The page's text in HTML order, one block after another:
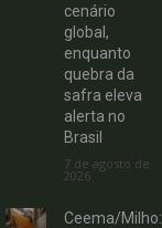
cenário
global,
enquanto
quebra da
safra eleva
alerta no
Brasil
7 de agosto de
2026
Ceema/Milho: